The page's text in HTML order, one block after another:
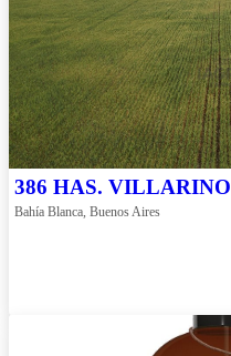
386 HAS. VILLARINO
Bahía Blanca, Buenos Aires